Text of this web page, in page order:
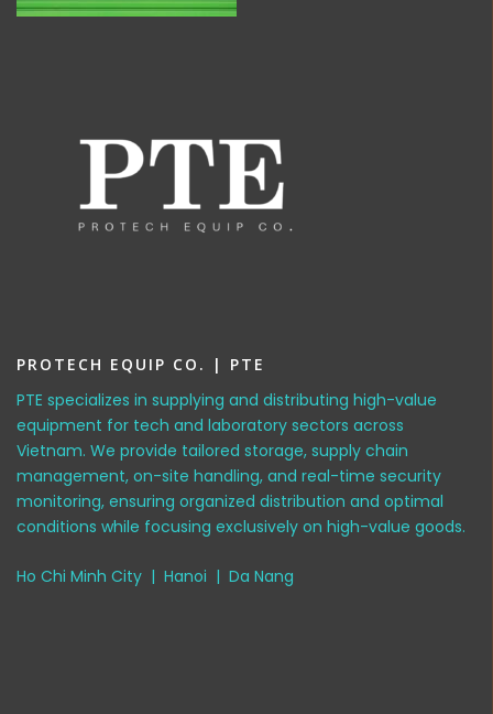
PROTECH EQUIP CO. | PTE
PTE specializes in supplying and distributing high-value
equipment for tech and laboratory sectors across
Vietnam. We provide tailored storage, supply chain
management, on-site handling, and real-time security
monitoring, ensuring organized distribution and optimal
conditions while focusing exclusively on high-value goods.
Ho Chi Minh City | Hanoi | Da Nang